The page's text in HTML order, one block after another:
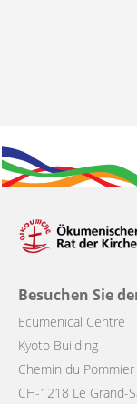
Besuchen Sie
Ecumenical Centre
Kyoto Building
Chemin du Pommier
CH-1218 Le Grand-